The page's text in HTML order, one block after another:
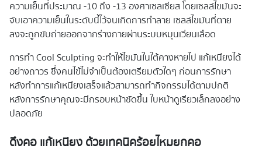
ความเย็นที่ประมาณ -10 ถึง -13 องศาเซลเซียส โดยเซลล์ไขมันจะ
จับเอาความเย็นในระดับนี้ไว้จนเกิดการทำลาย เซลล์ไขมันที่ตาย
ลงจะถูกขับถ่ายออกจากร่างกายผ่านระบบหมุนเวียนเลือด
การทำ Cool Sculpting จะทำให้ไขมันในใต้คางหายไป แก้เหนียงได้
อย่างถาวร ซึ่งคนไข้ไม่จำเป็นต้องเตรียมตัวใดๆ ก่อนการรักษา
หลังทำการแก้เหนียงเสร็จแล้วสามารถทำกิจกรรมได้ตามปกติ
หลังการรักษาคุณจะมีกรอบหน้าชัดขึ้น ใบหน้าดูเรียวเล็กลงอย่าง
ปลอดภัย
ดึงคอ แก้เหนียง ด้วยเทคนิคร้อยไหมยกคอ